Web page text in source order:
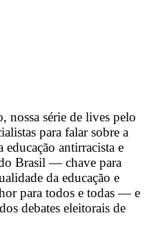
nossa série de lives pelo
para falar sobre a
antirracista e
Brasil — chave para
da educação e
para todos e todas — e
debates eleitorais de